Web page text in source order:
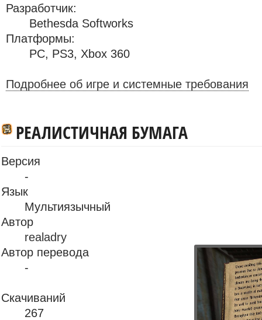
Разработчик:
Bethesda Softworks
Платформы:
PC, PS3, Xbox 360
Подробнее об игре и системные требования
РЕАЛИСТИЧНАЯ БУМАГА
Версия
-
Язык
Мультиязычный
Автор
realadry
Автор перевода
-
Скачиваний
267